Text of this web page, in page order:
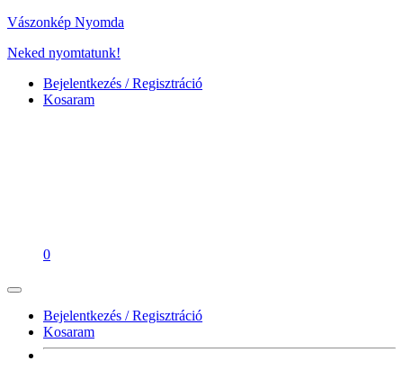
Vászonkép Nyomda
Neked nyomtatunk!
Bejelentkezés / Regisztráció
Kosaram
0
Bejelentkezés / Regisztráció
Kosaram